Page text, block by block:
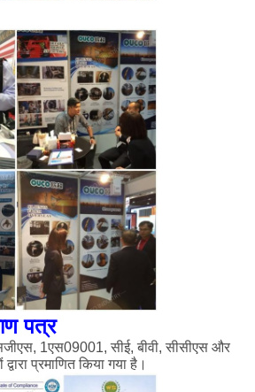
पत्र
1एस09001, सीई, बीवी, सीसीएस और
प्रमाणित किया गया है।